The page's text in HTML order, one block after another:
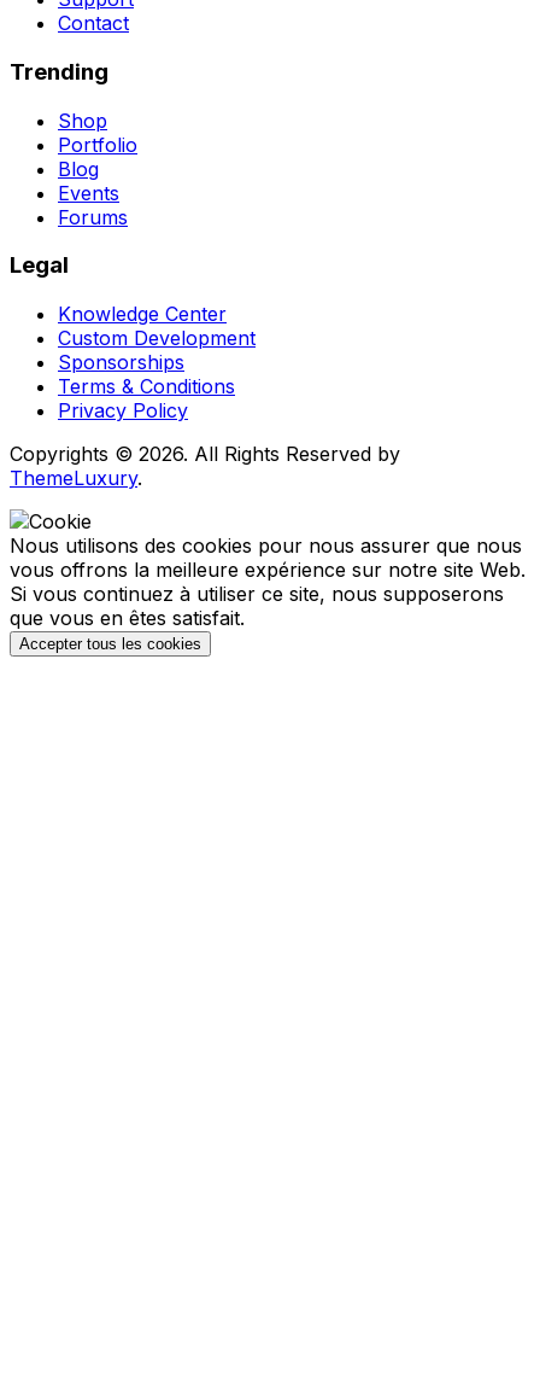
Contact
Trending
Shop
Portfolio
Blog
Events
Forums
Legal
Knowledge Center
Custom Development
Sponsorships
Terms & Conditions
Privacy Policy
Copyrights © 2026. All Rights Reserved by
ThemeLuxury.
Nous utilisons des cookies pour nous assurer que nous
vous offrons la meilleure expérience sur notre site Web.
Si vous continuez à utiliser ce site, nous supposerons
que vous en êtes satisfait.
Accepter tous les cookies